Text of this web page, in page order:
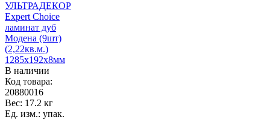
УЛЬТРАДЕКОР
Expert Choice
ламинат дуб
Модена (9шт)
(2,22кв.м.)
1285х192х8мм
В наличии
Код товара:
20880016
Вес: 17.2 кг
Ед. изм.: упак.